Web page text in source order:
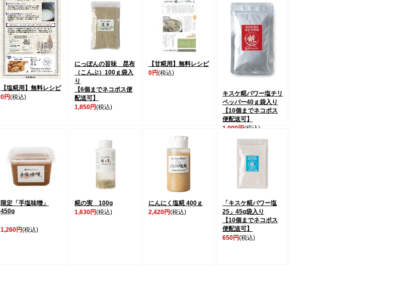
【塩糀用】無料レシピ
0円(税込)
にっぽんの旨味 昆布
（こんぶ）100ｇ袋入
り
【6個までネコポス便
配送可】
1,850円(税込)
【甘糀用】無料レシピ
0円(税込)
キスケ糀パワー塩チリ
ペッパー40ｇ袋入り
【10個までネコポス
便配送可】
1,000円(税込)
限定「手塩味噌」
450g
1,260円(税込)
糀の実 100g
1,630円(税込)
にんにく塩糀 400ｇ
2,420円(税込)
「キスケ糀パワー塩
25」45g袋入り
【10個までネコポス
便配送可】
650円(税込)